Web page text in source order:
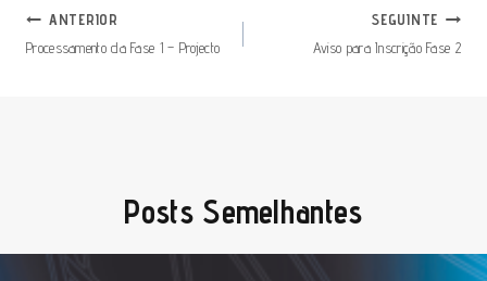
Navegação
De
ANTERIOR
Processamento da Fase 1 – Projecto
SEGUINTE
Aviso para Inscrição Fase 2
Posts Semelhantes